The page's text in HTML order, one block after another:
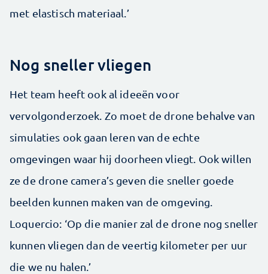
met elastisch materiaal.’
Nog sneller vliegen
Het team heeft ook al ideeën voor
vervolgonderzoek. Zo moet de drone behalve van
simulaties ook gaan leren van de echte
omgevingen waar hij doorheen vliegt. Ook willen
ze de drone camera’s geven die sneller goede
beelden kunnen maken van de omgeving.
Loquercio: ‘Op die manier zal de drone nog sneller
kunnen vliegen dan de veertig kilometer per uur
die we nu halen.’